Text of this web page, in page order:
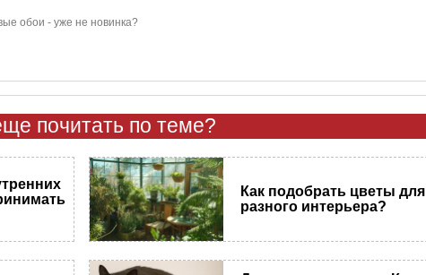
обои - уже не новинка?
почитать по теме?
Как подобрать цветы для
разного интерьера?